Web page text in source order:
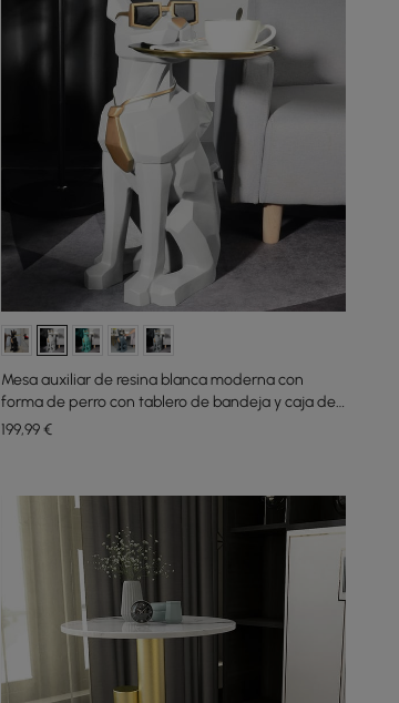
Mesa auxiliar de resina blanca moderna con
forma de perro con tablero de bandeja y caja de
pañuelos
199,99€